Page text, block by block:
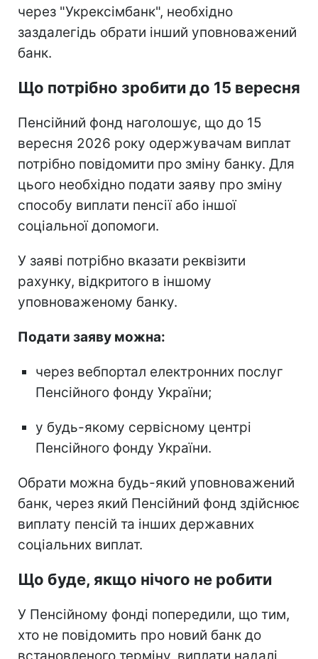
через "Укрексімбанк", необхідно
заздалегідь обрати інший уповноважений
банк.
Що потрібно зробити до 15 вересня
Пенсійний фонд наголошує, що до 15
вересня 2026 року одержувачам виплат
потрібно повідомити про зміну банку. Для
цього необхідно подати заяву про зміну
способу виплати пенсії або іншої
соціальної допомоги.
У заяві потрібно вказати реквізити
рахунку, відкритого в іншому
уповноваженому банку.
Подати заяву можна:
через вебпортал електронних послуг
Пенсійного фонду України;
у будь-якому сервісному центрі
Пенсійного фонду України.
Обрати можна будь-який уповноважений
банк, через який Пенсійний фонд здійснює
виплату пенсій та інших державних
соціальних виплат.
Що буде, якщо нічого не робити
У Пенсійному фонді попередили, що тим,
хто не повідомить про новий банк до
встановленого терміну, виплати надалі